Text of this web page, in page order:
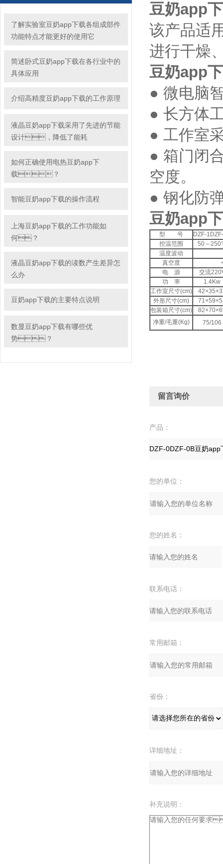
了解实验室豆奶app下载各组成部件
功能特点才能更好的使用它
简述卧式豆奶app下载在各行业中的
具体应用
介绍高精度豆奶app下载的工作原理
液晶豆奶app下载采用了先进的节能
设计，降低了能耗
如何正确使用电热豆奶app下
载？
智能豆奶app下载的操作流程
上海豆奶app下载的工作功能如
何？
液晶豆奶app下载的读数产生差异怎
么办
豆奶app下载的主要特点说明
数显豆奶app下载有哪些优
势？
豆奶app
该产品适用
进行干燥
豆奶app下
● 微电脑智
● 长方体工
● 工作室采
● 箱门闭
空度。
● 钢化防弹
豆奶app下
型 号
DZF-
控温范围
50～
温度波动
真空度
电 源
交流
功 率
1.4Kw
工作室尺寸(cm)
外形尺寸(cm)
包装箱尺寸(cm)
净重/毛重(Kg)
75/106
留言询价
产品：
您的单位：
您的姓名：
联系电话：
常用邮箱：
省份：
详细地址：
补充说明：